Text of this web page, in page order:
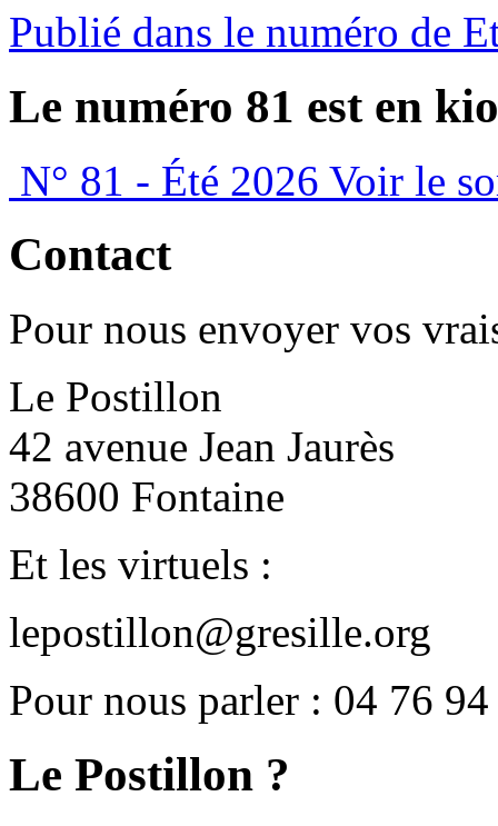
Publié dans le numéro de
Le numéro 81 est en
N° 81 - Été 2026 Voir le
Contact
Pour nous envoyer vos
Le Postillon
42 avenue Jean Jaurès
38600 Fontaine
Et les virtuels :
lepostillon@gresille.org
Pour nous parler : 04 76
Le Postillon ?